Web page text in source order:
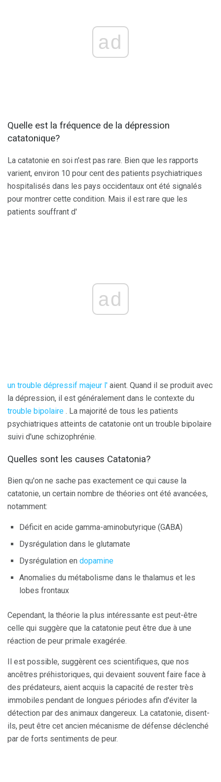
ad
Quelle est la fréquence de la dépression
catatonique?
La catatonie en soi n'est pas rare. Bien que les rapports
varient, environ 10 pour cent des patients psychiatriques
hospitalisés dans les pays occidentaux ont été signalés
pour montrer cette condition. Mais il est rare que les
patients souffrant d'
ad
un trouble dépressif majeur l' aient. Quand il se produit avec
la dépression, il est généralement dans le contexte du
trouble bipolaire . La majorité de tous les patients
psychiatriques atteints de catatonie ont un trouble bipolaire
suivi d'une schizophrénie.
Quelles sont les causes Catatonia?
Bien qu'on ne sache pas exactement ce qui cause la
catatonie, un certain nombre de théories ont été avancées,
notamment:
Déficit en acide gamma-aminobutyrique (GABA)
Dysrégulation dans le glutamate
Dysrégulation en dopamine
Anomalies du métabolisme dans le thalamus et les
lobes frontaux
Cependant, la théorie la plus intéressante est peut-être
celle qui suggère que la catatonie peut être due à une
réaction de peur primale exagérée.
Il est possible, suggèrent ces scientifiques, que nos
ancêtres préhistoriques, qui devaient souvent faire face à
des prédateurs, aient acquis la capacité de rester très
immobiles pendant de longues périodes afin d'éviter la
détection par des animaux dangereux. La catatonie, disent-
ils, peut être cet ancien mécanisme de défense déclenché
par de forts sentiments de peur.